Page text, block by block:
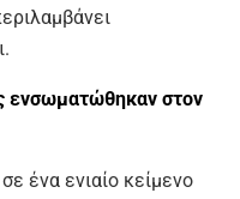
ενσωματώθηκαν στον
ένα ενιαίο κείμενο